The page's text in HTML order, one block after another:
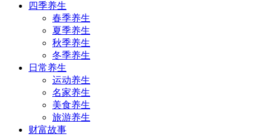
四季养生
春季养生
夏季养生
秋季养生
冬季养生
日常养生
运动养生
名家养生
美食养生
旅游养生
财富故事